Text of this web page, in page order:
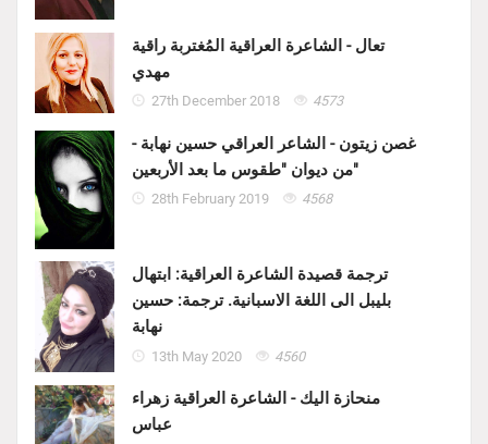
تعال - الشاعرة العراقية المُغتربة راقية
مهدي
27th December 2018 4573
غصن زيتون - الشاعر العراقي حسين نهابة -
من ديوان "طقوس ما بعد الأربعين"
28th February 2019 4568
ترجمة قصيدة الشاعرة العراقية: ابتهال
بليبل الى اللغة الاسبانية. ترجمة: حسين
نهابة
13th May 2020 4560
منحازة اليك - الشاعرة العراقية زهراء
عباس